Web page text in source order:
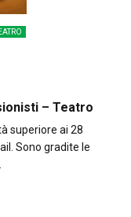
– Teatro
superiore ai 28
Sono gradite le